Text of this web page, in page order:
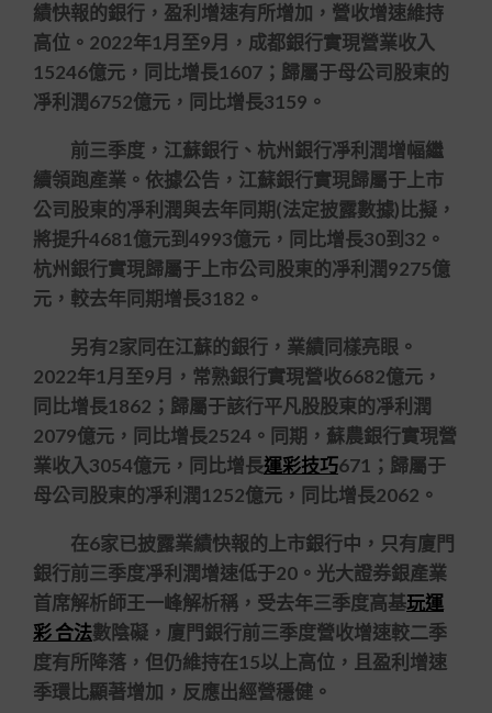
績快報的銀行，盈利增速有所增加，營收增速維持
高位。2022年1月至9月，成都銀行實現營業收入
15246億元，同比增長1607；歸屬于母公司股東的
凈利潤6752億元，同比增長3159。
前三季度，江蘇銀行、杭州銀行凈利潤增幅繼
續領跑產業。依據公告，江蘇銀行實現歸屬于上市
公司股東的凈利潤與去年同期(法定披露數據)比擬，
將提升4681億元到4993億元，同比增長30到32。
杭州銀行實現歸屬于上市公司股東的凈利潤9275億
元，較去年同期增長3182。
另有2家同在江蘇的銀行，業績同樣亮眼。
2022年1月至9月，常熟銀行實現營收6682億元，
同比增長1862；歸屬于該行平凡股股東的凈利潤
2079億元，同比增長2524。同期，蘇農銀行實現營
業收入3054億元，同比增長運彩技巧671；歸屬于
母公司股東的凈利潤1252億元，同比增長2062。
在6家已披露業績快報的上市銀行中，只有廈門
銀行前三季度凈利潤增速低于20。光大證券銀產業
首席解析師王一峰解析稱，受去年三季度高基玩運
彩 合法數陰礙，廈門銀行前三季度營收增速較二季
度有所降落，但仍維持在15以上高位，且盈利增速
季環比顯著增加，反應出經營穩健。